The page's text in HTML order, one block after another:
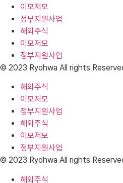
이모저모
정부지원사업
해외주식
이모저모
정부지원사업
© 2023 Ryohwa All rights
해외주식
이모저모
정부지원사업
해외주식
이모저모
정부지원사업
© 2023 Ryohwa All rights
해외주식